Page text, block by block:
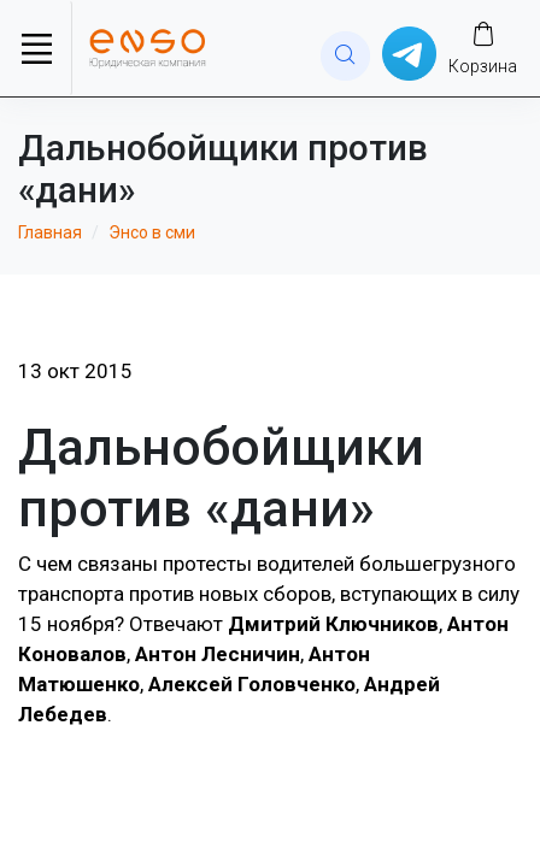
Корзина
Дальнобойщики против
«дани»
Главная Энсо в сми
13 окт 2015
Дальнобойщики
против «дани»
С чем связаны протесты водителей большегрузного
транспорта против новых сборов, вступающих в силу
15 ноября? Отвечают Дмитрий Ключников, Антон
Коновалов, Антон Лесничин, Антон
Матюшенко, Алексей Головченко, Андрей
Лебедев.